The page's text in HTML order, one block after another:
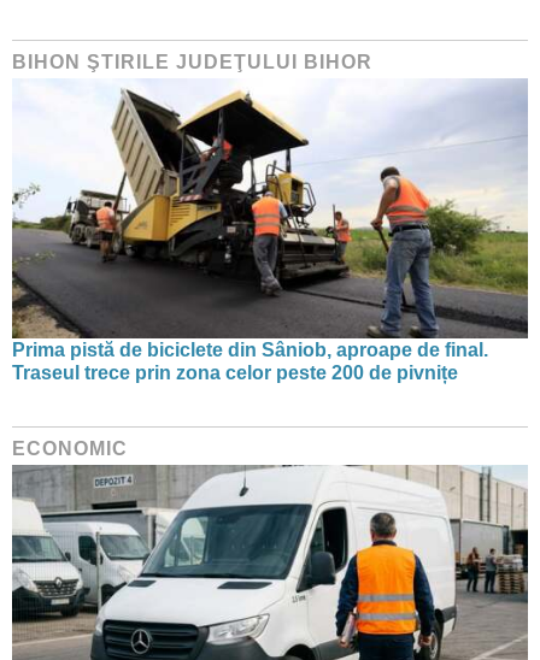
BIHON ŞTIRILE JUDEŢULUI BIHOR
Prima pistă de biciclete din Sâniob, aproape de final.
Traseul trece prin zona celor peste 200 de pivnițe
ECONOMIC